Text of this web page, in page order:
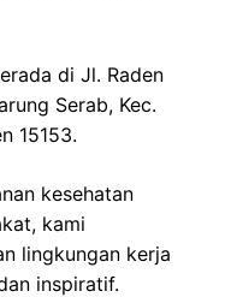
di Jl. Raden
Serab, Kec.
15153.
kesehatan
kami
lingkungan kerja
inspiratif.